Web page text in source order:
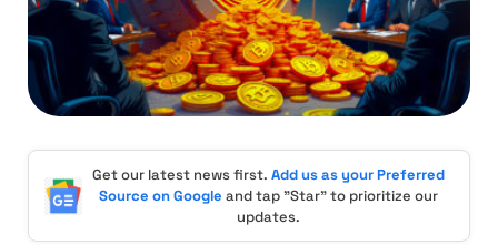
Get our latest news first. Add us as your Preferred
Source on Google and tap "Star" to prioritize our
updates.